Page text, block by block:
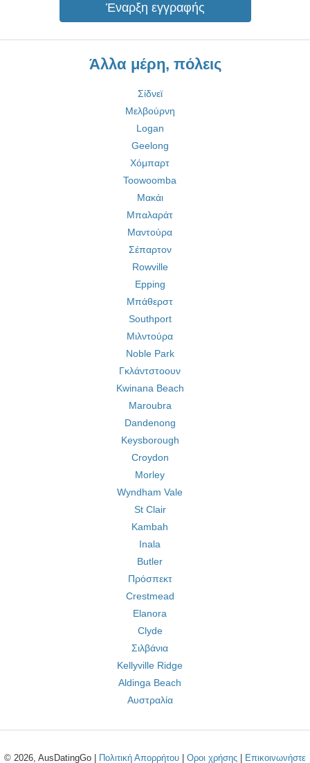
Έναρξη εγγραφής
Άλλα μέρη, πόλεις
Σίδνεϊ
Μελβούρνη
Logan
Geelong
Χόμπαρτ
Toowoomba
Μακάι
Μπαλαράτ
Μαντούρα
Σέπαρτον
Rowville
Epping
Μπάθερστ
Southport
Μιλντούρα
Noble Park
Γκλάντστοουν
Kwinana Beach
Maroubra
Dandenong
Keysborough
Croydon
Morley
Wyndham Vale
St Clair
Kambah
Inala
Butler
Πρόσπεκτ
Crestmead
Elanora
Clyde
Σιλβάνια
Kellyville Ridge
Aldinga Beach
Αυστραλία
© 2026, AusDatingGo | Πολιτική Απορρήτου Οροι χρήσης Επικοινωνήστε